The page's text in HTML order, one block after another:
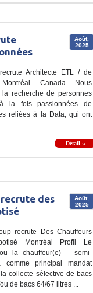
Août,
2025
Architecte ETL / de
Canada Nous
la recherche de personnes
la fois passionnées de
reliées à la Data, qui ont
Détail ››
Août,
2025
recrute des
recrute Des Chauffeurs
Montréal Profil Le
la chauffeur(e) – semi-
comme principal mandat
la collecte sélective de bacs
de bacs 64/67 litres ...